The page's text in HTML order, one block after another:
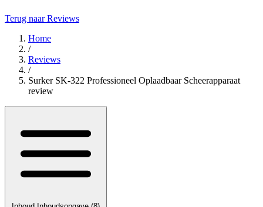
Terug naar Reviews
Home
/
Reviews
/
Surker SK-322 Professioneel Oplaadbaar Scheerapparaat
review